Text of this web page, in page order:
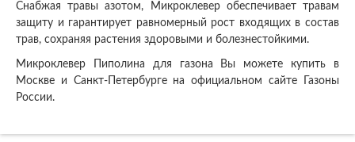
Снабжая травы азотом, Микроклевер обеспечивает травам
защиту и гарантирует равномерный рост входящих в состав
трав, сохраняя растения здоровыми и болезнестойкими.
Микроклевер Пиполина для газона Вы можете купить в
Москве и Санкт-Петербурге на официальном сайте Газоны
России.